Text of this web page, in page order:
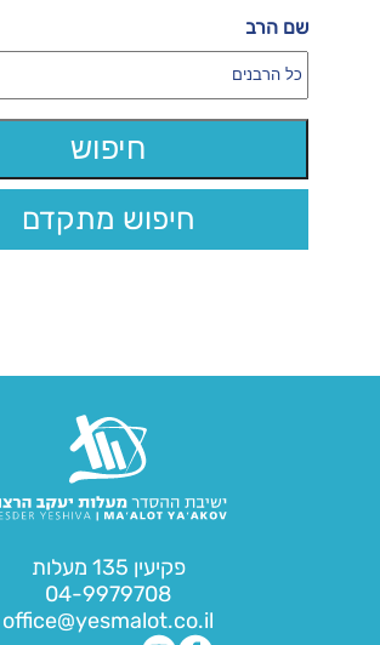
שם הרב
חיפוש מתקדם
פקיעין 135 מעלות
04-9979708
office@yesmalot.co.il